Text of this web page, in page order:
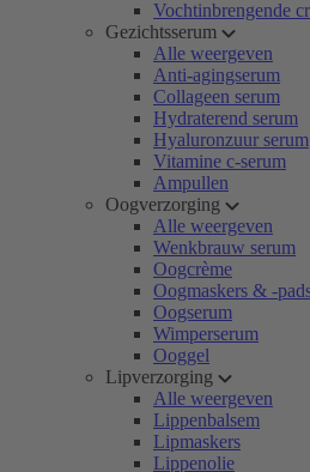
Vochtinbrengende
Gezichtsserum
Alle weergeven
Anti-agingserum
Collageen serum
Hydraterend serum
Hyaluronzuur serum
Vitamine c-serum
Ampullen
Oogverzorging
Alle weergeven
Wenkbrauw serum
Oogcrème
Oogmaskers & -
Oogserum
Wimperserum
Ooggel
Lipverzorging
Alle weergeven
Lippenbalsem
Lipmaskers
Lippenolie